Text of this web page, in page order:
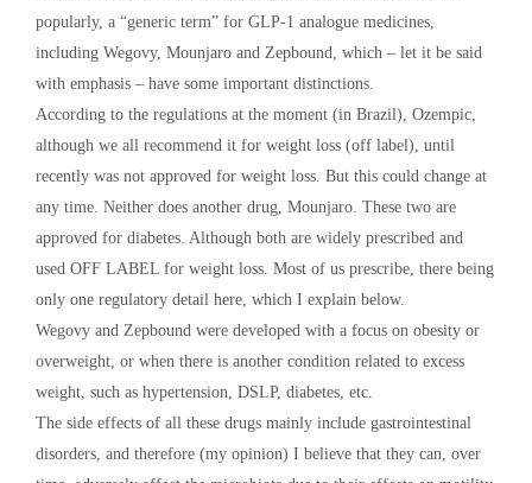
popularly, a “generic term” for GLP-1 analogue medicines,
including Wegovy, Mounjaro and Zepbound, which – let it be said
with emphasis – have some important distinctions.
According to the regulations at the moment (in Brazil), Ozempic,
although we all recommend it for weight loss (off label), until
recently was not approved for weight loss. But this could change at
any time. Neither does another drug, Mounjaro. These two are
approved for diabetes. Although both are widely prescribed and
used OFF LABEL for weight loss. Most of us prescribe, there being
only one regulatory detail here, which I explain below.
Wegovy and Zepbound were developed with a focus on obesity or
overweight, or when there is another condition related to excess
weight, such as hypertension, DSLP, diabetes, etc.
The side effects of all these drugs mainly include gastrointestinal
disorders, and therefore (my opinion) I believe that they can, over